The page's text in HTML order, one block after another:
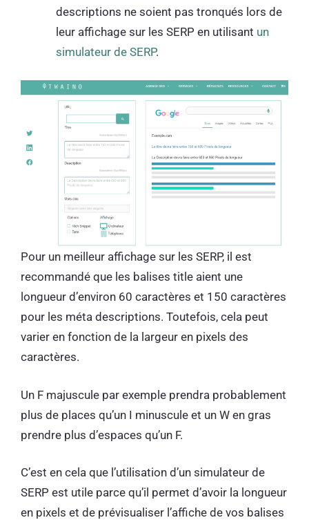
descriptions ne soient pas tronqués lors de
leur affichage sur les SERP en utilisant un
simulateur de SERP.
Pour un meilleur affichage sur les SERP, il est
recommandé que les balises title aient une
longueur d’environ 60 caractères et 150 caractères
pour les méta descriptions. Toutefois, cela peut
varier en fonction de la largeur en pixels des
caractères.
Un F majuscule par exemple prendra probablement
plus de places qu’un I minuscule et un W en gras
prendre plus d’espaces qu’un F.
C’est en cela que l’utilisation d’un simulateur de
SERP est utile parce qu’il permet d’avoir la longueur
en pixels et de prévisualiser l’affiche de vos balises